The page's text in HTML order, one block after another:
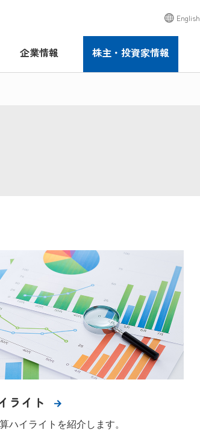
English
企業情報 株主・投資家情報
ライト
ハイライトを紹介します。